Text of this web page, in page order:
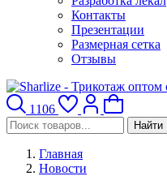
Контакты
Презентации
Размерная сетка
Отзывы
1106
Найти
Главная
Новости